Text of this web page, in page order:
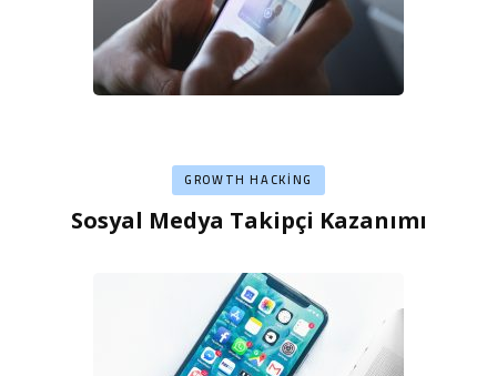
GROWTH HACKING
Sosyal Medya Takipçi Kazanımı